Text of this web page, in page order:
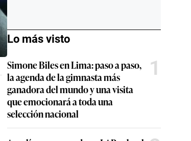
Lo más visto
Simone Biles en Lima: paso a paso,
la agenda de la gimnasta más
ganadora del mundo y una visita
que emocionará a toda una
selección nacional
1